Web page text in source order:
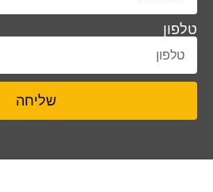
טלפון
שליחה